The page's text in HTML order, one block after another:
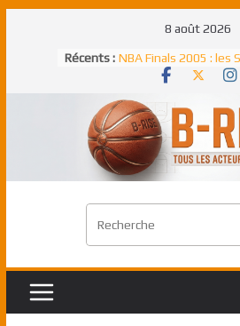
8 août 2026
Récents : meilleur défenseur
NBA Finals 2005 : les
face aux Pistons
NBA Finals 2021 : les
Antetokounmpo
Freek élu MVP
Shai Gilgeous-
canadien
Pau Gasol dans
l’année